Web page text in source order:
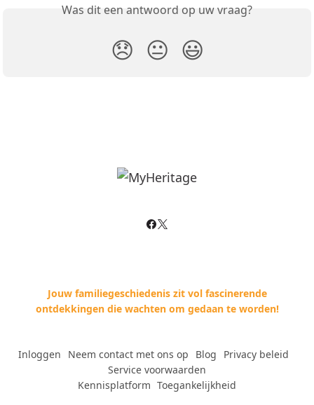
Was dit een antwoord op uw vraag?
😞 😐 😃
Jouw familiegeschiedenis zit vol fascinerende
ontdekkingen die wachten om gedaan te worden!
Inloggen Neem contact met ons op Blog Privacy beleid
Service voorwaarden
Kennisplatform Toegankelijkheid